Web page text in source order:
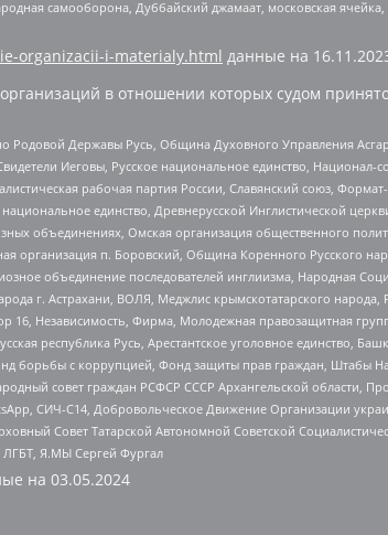
самооборона, Дуббайский джамаат, московская
organizacii-i-materialy.html данные на
в отношении которых судом
Родовой Державы Русь, Община Духовного Управления
Иеговы, Русское национальное единство,
рабочая партия России, Славянский союз,
единство, Древнерусской Инглистической
объединениях, Омская организация общественного
организация п. Боровский, Община Коренного Русского
объединение последователей инглиизма, Народная
г. Астрахани, ВОЛЯ, Меджлис крымскотатарского народа,
16, Независимость, Фирма, Молодежная правозащитная
республика Русь, Арестантское уголовное единство,
с коррупцией, Фонд защиты прав граждан, Штабы
совет граждан РСФСР СССР Архангельской области,
СИЧ-С14, Добровольческое Движение Организации
Совет Татарской Автономной Советской
ЛГБТ, Я.МЫ Сергей Фургал
на 03.05.2024